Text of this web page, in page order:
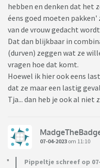
hebben en denken dat het
éens goed moeten
van de vrouw gedacht
Dat dan blijkbaar in
(durven) zeggen wat ze
vragen hoe dat komt.
Hoewel ik hier ook eens
dat ze maar een lastig
Tja... dan heb je ook al
07-04-2023 om 11:10
Pippeltje schreef op 07-